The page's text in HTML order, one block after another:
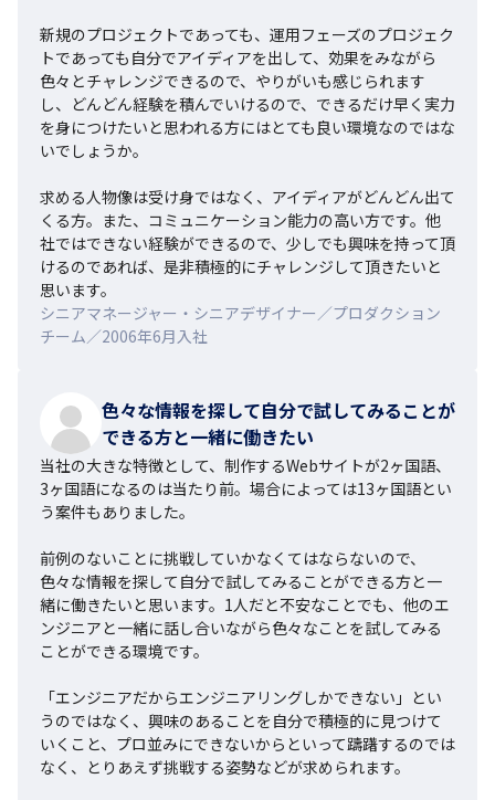
新規のプロジェクトであっても、運用フェーズのプロジェク
トであっても自分でアイディアを出して、効果をみながら
色々とチャレンジできるので、やりがいも感じられます
し、どんどん経験を積んでいけるので、できるだけ早く実力
を身につけたいと思われる方にはとても良い環境なのではな
いでしょうか。
求める人物像は受け身ではなく、アイディアがどんどん出て
くる方。また、コミュニケーション能力の高い方です。他
社ではできない経験ができるので、少しでも興味を持って頂
けるのであれば、是非積極的にチャレンジして頂きたいと
思います。
シニアマネージャー・シニアデザイナー／プロダクション
チーム／2006年6月入社
色々な情報を探して自分で試してみることが
できる方と一緒に働きたい
当社の大きな特徴として、制作するWebサイトが2ヶ国語、
3ヶ国語になるのは当たり前。場合によっては13ヶ国語とい
う案件もありました。
前例のないことに挑戦していかなくてはならないので、
色々な情報を探して自分で試してみることができる方と一
緒に働きたいと思います。1人だと不安なことでも、他のエ
ンジニアと一緒に話し合いながら色々なことを試してみる
ことができる環境です。
「エンジニアだからエンジニアリングしかできない」とい
うのではなく、興味のあることを自分で積極的に見つけて
いくこと、プロ並みにできないからといって躊躇するのでは
なく、とりあえず挑戦する姿勢などが求められます。